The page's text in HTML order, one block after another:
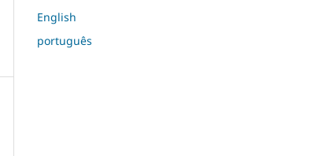
English
português